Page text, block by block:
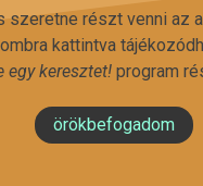
szeretne részt venni az
kattintva
egy keresztet!program
örökbefogadom